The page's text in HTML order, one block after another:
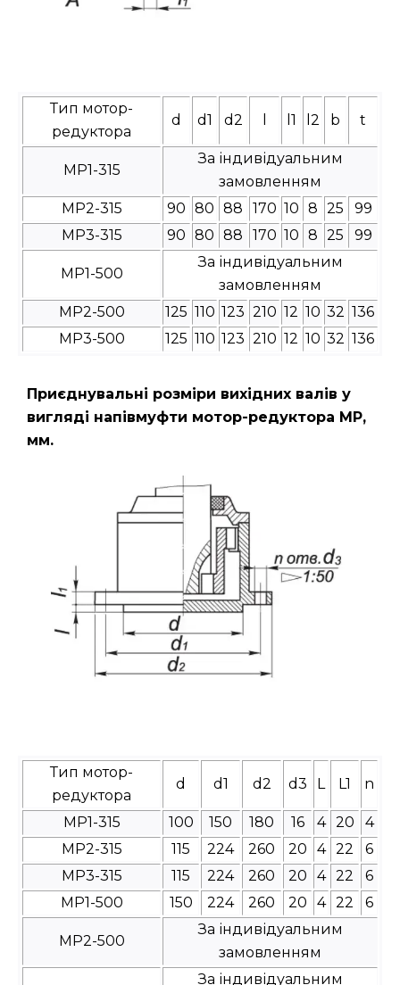
Тип мотор-
редуктора
d d1 d2 l1 l2 b t
МР1-315
За індивідуальним
замовленням
МР2-315
90 80 88 170 10 8 25
99
МР3-315
90 80 88 170 10 8 25 99
МР1-500
За індивідуальним
замовленням
МР2-500
125 110 123 210 12 10 32 136
МР3-500
125 110 123 210 12 10 32 136
Приєднувальні розміри вихідних валів у
вигляді напівмуфти мотор-редуктора МР,
мм.
Тип мотор-
редуктора
d d1 d2 d3 L L1 n
МР1-315 100 150 180 16 4 20
4
МР2-315
115 224 260 20 4 22
6
МР3-315
115 224 260 20 4 22
6
МР1-500
150 224 260 20 4 22 6
МР2-500
За індивідуальним
замовленням
За індивідуальним